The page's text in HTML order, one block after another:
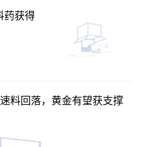
药获得
料回落，黄金有望获支撑